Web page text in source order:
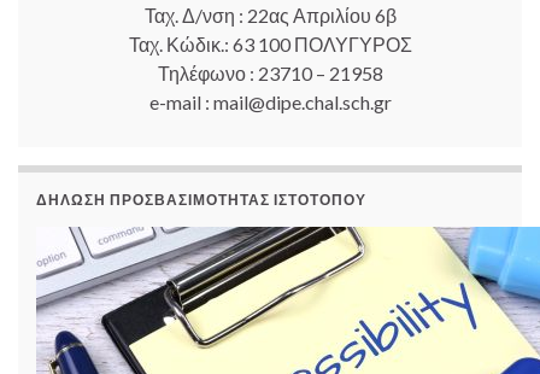
Ταχ. Δ/νση : 22ας Απριλίου 6β
Ταχ. Κώδικ.: 63 100 ΠΟΛΥΓΥΡΟΣ
Τηλέφωνο : 23710 – 21958
e-mail : mail@dipe.chal.sch.gr
ΔΉΛΩΣΗ ΠΡΟΣΒΑΣΙΜΌΤΗΤΑΣ ΙΣΤΟΤΌΠΟΥ